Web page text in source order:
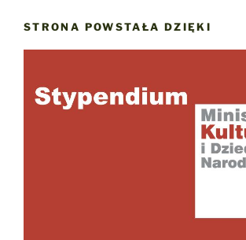
STRONA POWSTAŁA DZIĘKI